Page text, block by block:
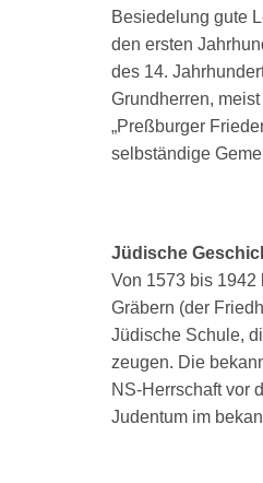
Besiedelung gute
den ersten
des 14.
Grundherren,
„Preßburger
selbständige
Jüdische
Von 1573 bis 1942
Gräbern (der
Jüdische Schule,
zeugen. Die
NS-Herrschaft vor
Judentum im